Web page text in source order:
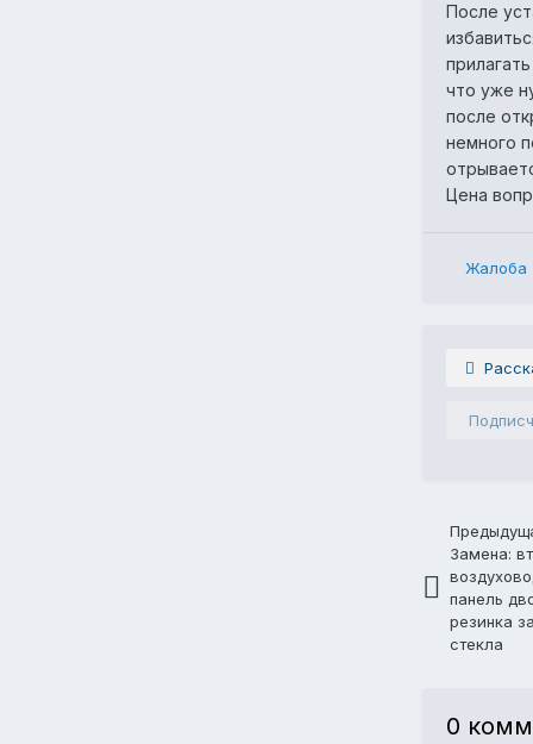
После
что уже
после
немного
Цена
Жалоба
Замена:
панель
резинка
стекла
0